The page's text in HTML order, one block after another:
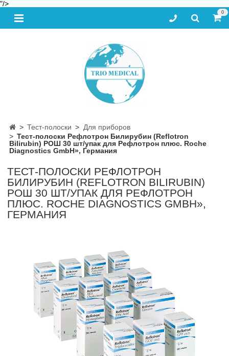
"/>
0
Тест-полоски
Для приборов
Тест-полоски Рефлотрон Билирубин (Reflotron
Bilirubin) РОШ 30 шт/упак для Рефлотрон плюс. Roche
Diagnostics GmbH», Германия
ТЕСТ-ПОЛОСКИ РЕФЛОТРОН
БИЛИРУБИН (REFLOTRON BILIRUBIN)
РОШ 30 ШТ/УПАК ДЛЯ РЕФЛОТРОН
ПЛЮС. ROCHE DIAGNOSTICS GMBH»,
ГЕРМАНИЯ